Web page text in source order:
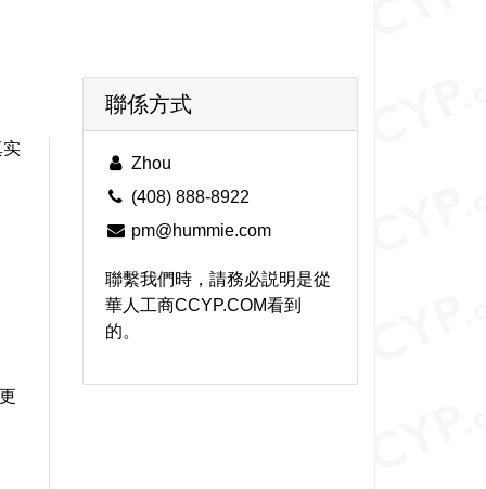
实
聯係方式
Zhou
(408) 888-8922
pm@hummie.com
聯繫我們時，請務必説明是從
華人工商CCYP.COM看到
的。